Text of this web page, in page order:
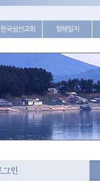
한국섬선교회 항해일지